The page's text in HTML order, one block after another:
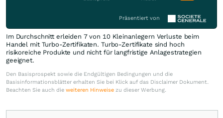
Präsentiert von
Im Durchschnitt erleiden 7 von 10 Kleinanlegern Verluste beim
Handel mit Turbo-Zertifikaten. Turbo-Zertifikate sind hoch
risikoreiche Produkte und nicht für langfristige Anlagestrategien
geeignet.
Den Basisprospekt sowie die Endgültigen Bedingungen und die
Basisinformationsblätter erhalten Sie bei Klick auf das Disclaimer Dokument.
Beachten Sie auch die weiteren Hinweise zu dieser Werbung.